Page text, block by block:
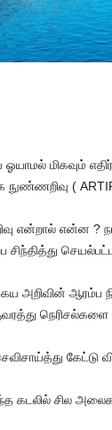
மிகவும்
(
என்றால் என்ன ?
சிந்தித்து
அறிவின் ஆரம்ப
நெரிசல்களை
கேட்டு
கடலில் சில